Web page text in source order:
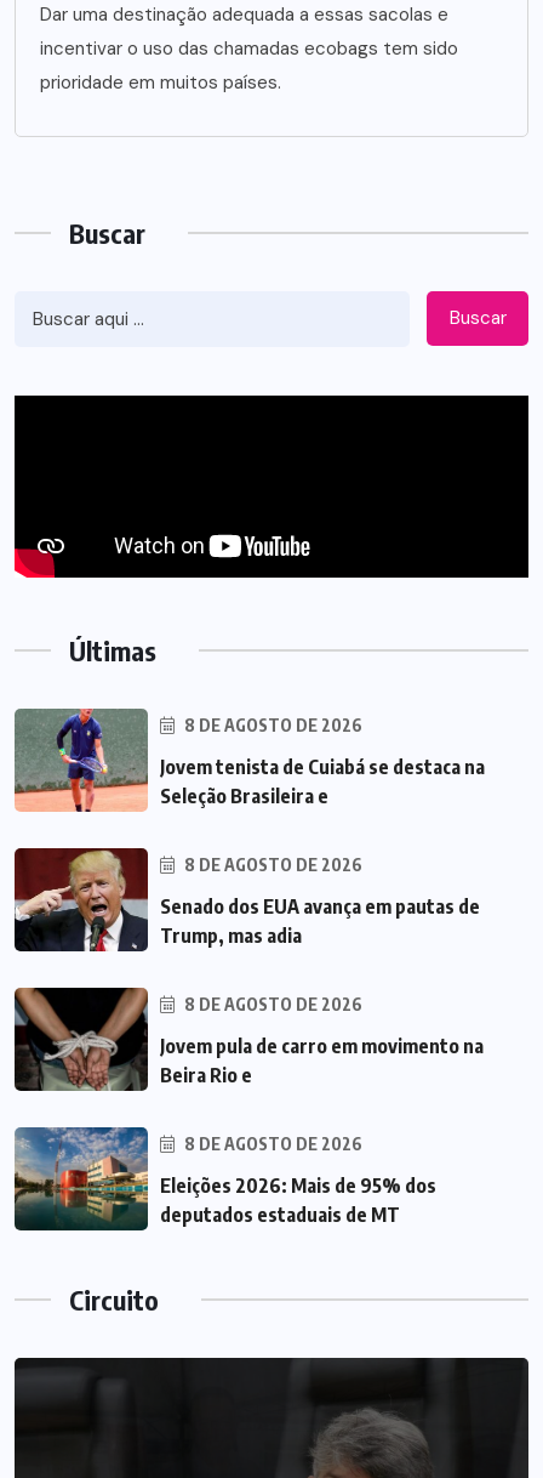
Dar uma destinação adequada a essas sacolas e
incentivar o uso das chamadas ecobags tem sido
prioridade em muitos países.
Buscar
Buscar
Últimas
8 DE AGOSTO DE 2026
Jovem tenista de Cuiabá se destaca na
Seleção Brasileira e
8 DE AGOSTO DE 2026
Senado dos EUA avança em pautas de
Trump, mas adia
8 DE AGOSTO DE 2026
Jovem pula de carro em movimento na
Beira Rio e
8 DE AGOSTO DE 2026
Eleições 2026: Mais de 95% dos
deputados estaduais de MT
Circuito